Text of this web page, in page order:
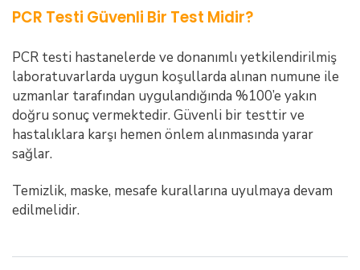
PCR Testi Güvenli Bir Test Midir?
PCR testi hastanelerde ve donanımlı yetkilendirilmiş
laboratuvarlarda uygun koşullarda alınan numune ile
uzmanlar tarafından uygulandığında %100’e yakın
doğru sonuç vermektedir. Güvenli bir testtir ve
hastalıklara karşı hemen önlem alınmasında yarar
sağlar.
Temizlik, maske, mesafe kurallarına uyulmaya devam
edilmelidir.